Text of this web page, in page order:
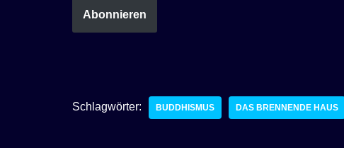
Abonnieren
Schlagwörter: BUDDHISMUS DAS BRENNENDE HAUS